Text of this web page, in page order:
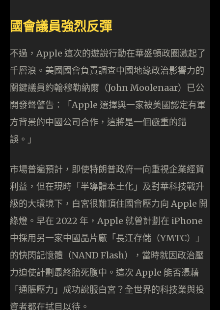
國會議員強烈反彈
不過，Apple 這次的遊說行動在華盛頓政圈激起了
千層浪。美國國會負責調查中國地緣政治影響力的
關鍵議員約翰·穆勒納爾（John Moolenaar）已公
開發聲警告：「Apple 選擇與一家被美國認定有軍
方背景的中國公司合作，這將是一個嚴重的錯
誤。」
市場普遍預計，即使特朗普政府一向重視企業經貿
利益，但在現時「半導體本土化」及對華科技戰升
級的大環境下，白宮很難頂住國會壓力向 Apple 開
綠燈。早在 2022 年，Apple 就曾計劃在 iPhone
中採用另一家中國晶片廠「長江存儲（YMTC）」
的快閃記憶體（NAND Flash），當時就因政治壓
力迫使計劃最終胎死腹中。這次 Apple 能否憑藉
「通脹壓力」成功說服白宮？全世界的科技業與投
資者都在拭目以待。